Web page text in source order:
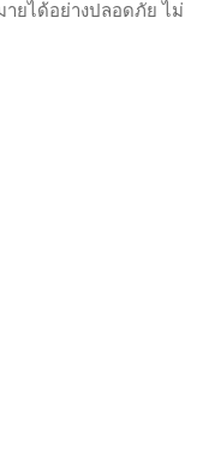
ายได้อย่างปลอดภัย ไม่